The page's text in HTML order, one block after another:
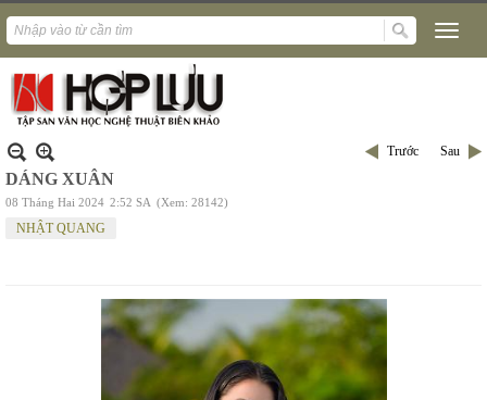
Trước Sau
DÁNG XUÂN
08 Tháng Hai 2024 2:52 SA (Xem: 28142)
NHẬT QUANG